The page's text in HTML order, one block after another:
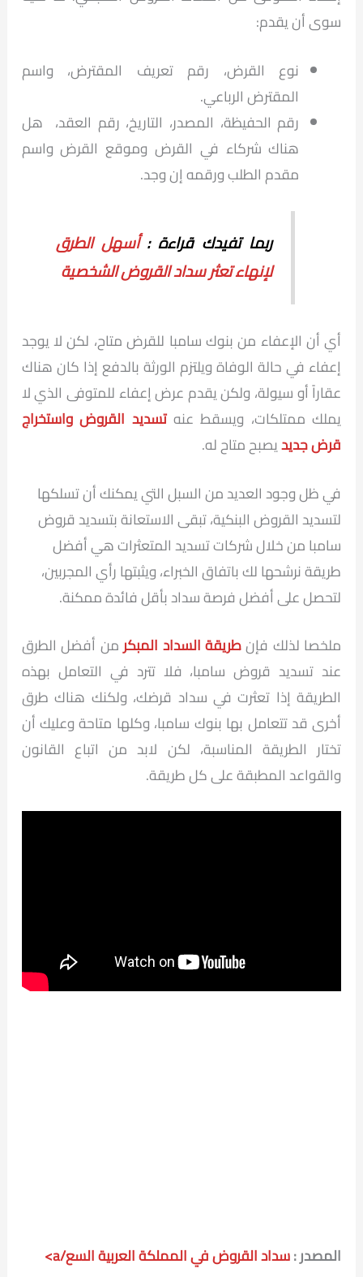
سوى أن يقدم:
نوع القرض، رقم تعريف المقترض، واسم
المقترض الرباعي.
رقم الحفيظة، المصدر، التاريخ، رقم العقد، هل
هناك شركاء في القرض وموقع القرض واسم
مقدم الطلب ورقمه إن وجد.
ربما تفيدك قراءة :أسهل الطرق
لإنهاء تعثر سداد القروض الشخصية
أي أن الإعفاء من بنوك سامبا للقرض متاح، لكن لا يوجد
إعفاء في حالة الوفاة ويلتزم الورثة بالدفع إذا كان هناك
عقاراً أو سيولة، ولكن يقدم عرض إعفاء للمتوفى الذي لا
يملك ممتلكات، ويسقط عنهتسديد القروض واستخراج
قرض جديديصبح متاح له.
في ظل وجود العديد من السبل التي يمكنك أن تسلكها
لتسديد القروض البنكية، تبقى الاستعانة بتسديد قروض
سامبا من خلال شركات تسديد المتعثرات هي أفضل
طريقة نرشحها لك باتفاق الخبراء، ويثبتها رأي المجربين،
لتحصل على أفضل فرصة سداد بأقل فائدة ممكنة.
ملخصا لذلك فإنطريقة السداد المبكرمن أفضل الطرق
عند تسديد قروض سامبا، فلا تترد في التعامل بهذه
الطريقة إذا تعثرت في سداد قرضك، ولكنك هناك طرق
أخرى قد تتعامل بها بنوك سامبا، وكلها متاحة وعليك أن
تختار الطريقة المناسبة، لكن لابد من اتباع القانون
والقواعد المطبقة على كل طريقة.
المصدر :سداد القروض في المملكة العربية السع/a>